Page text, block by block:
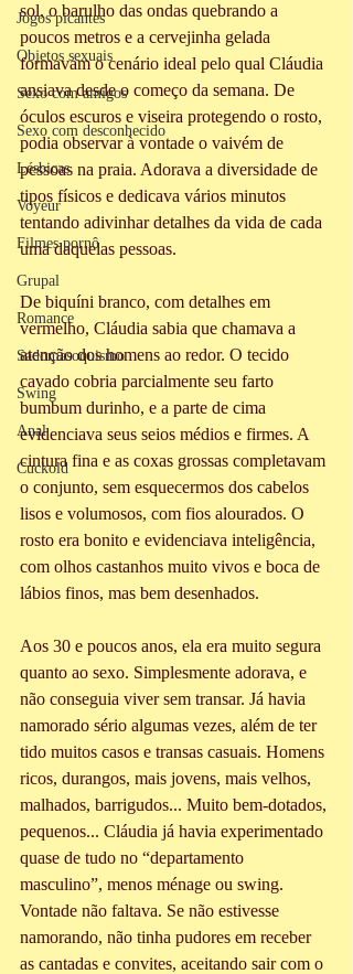
Jogos picantes
Objetos sexuais
Sexo com amigos
Sexo com desconhecido
Lésbicas
Voyeur
Filmes pornô
Grupal
Romance
Sadomasoquismo
Swing
Anal
Cuckold
sol, o barulho das ondas quebrando a
poucos metros e a cervejinha gelada
formavam o cenário ideal pelo qual Cláudia
ansiava desde o começo da semana. De
óculos escuros e viseira protegendo o rosto,
podia observar à vontade o vaivém de
pessoas na praia. Adorava a diversidade de
tipos físicos e dedicava vários minutos
tentando adivinhar detalhes da vida de cada
uma daquelas pessoas.
De biquíni branco, com detalhes em
vermelho, Cláudia sabia que chamava a
atenção dos homens ao redor. O tecido
cavado cobria parcialmente seu farto
bumbum durinho, e a parte de cima
evidenciava seus seios médios e firmes. A
cintura fina e as coxas grossas completavam
o conjunto, sem esquecermos dos cabelos
lisos e volumosos, com fios alourados. O
rosto era bonito e evidenciava inteligência,
com olhos castanhos muito vivos e boca de
lábios finos, mas bem desenhados.
Aos 30 e poucos anos, ela era muito segura
quanto ao sexo. Simplesmente adorava, e
não conseguia viver sem transar. Já havia
namorado sério algumas vezes, além de ter
tido muitos casos e transas casuais. Homens
ricos, durangos, mais jovens, mais velhos,
malhados, barrigudos... Muito bem-dotados,
pequenos... Cláudia já havia experimentado
quase de tudo no “departamento
masculino”, menos ménage ou swing.
Vontade não faltava. Se não estivesse
namorando, não tinha pudores em receber
as cantadas e convites, aceitando sair com o